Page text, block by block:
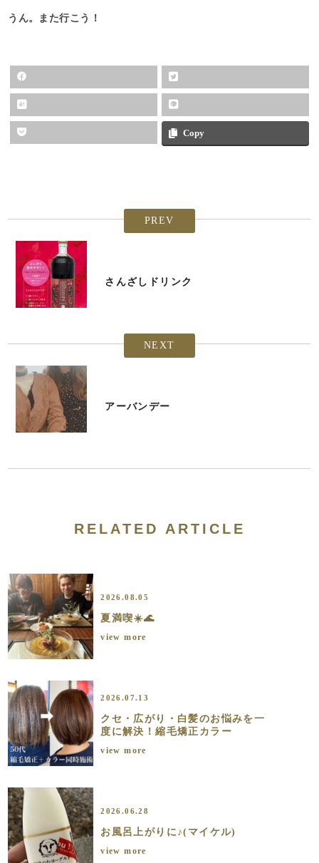
うん。また行こう！
Copy
PREV
さんざしドリンク
NEXT
アーバンデー
RELATED ARTICLE
2026.08.05
夏満喫☀️🌊
view more
2026.07.13
クセ・広がり・白髪のお悩みを一
度に解決！縮毛矯正カラー
view more
2026.06.28
お風呂上がりに♪(マイケル)
view more